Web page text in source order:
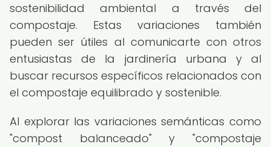
sostenibilidad ambiental a través del
compostaje. Estas variaciones también
pueden ser útiles al comunicarte con otros
entusiastas de la jardinería urbana y al
buscar recursos específicos relacionados con
el compostaje equilibrado y sostenible.
Al explorar las variaciones semánticas como
"compost balanceado" y "compostaje